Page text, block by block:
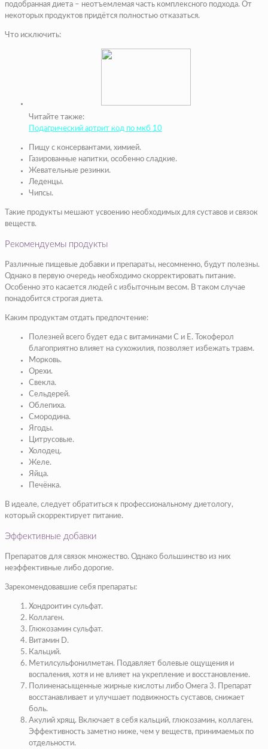
подобранная диета – неотъемлемая часть комплексного подхода. От
некоторых продуктов придётся полностью отказаться.
Что исключить:
Читайте также:
Подагрический артрит код по мкб 10
Пищу с консервантами, химией.
Газированные напитки, особенно сладкие.
Жевательные резинки.
Леденцы.
Чипсы.
Такие продукты мешают усвоению необходимых для суставов и связок
веществ.
Рекомендуемы продукты
Различные пищевые добавки и препараты, несомненно, будут полезны.
Однако в первую очередь необходимо скорректировать питание.
Особенно это касается людей с избыточным весом. В таком случае
понадобится строгая диета.
Каким продуктам отдать предпочтение:
Полезней всего будет еда с витаминами С и E. Токоферол
благоприятно влияет на сухожилия, позволяет избежать травм.
Морковь.
Орехи.
Свекла.
Сельдерей.
Облепиха.
Смородина.
Ягоды.
Цитрусовые.
Холодец.
Желе.
Яйца.
Печёнка.
В идеале, следует обратиться к профессиональному диетологу,
который скорректирует питание.
Эффективные добавки
Препаратов для связок множество. Однако большинство из них
неэффективные либо дорогие.
Зарекомендовавшие себя препараты:
Хондроитин сульфат.
Коллаген.
Глюкозамин сульфат.
Витамин D.
Кальций.
Метилсульфонилметан. Подавляет болевые ощущения и
воспаления, хотя и не влияет на укрепление и восстановление.
Полиненасыщенные жирные кислоты либо Омега 3. Препарат
восстанавливает и улучшает подвижность суставов, снижает
боль.
Акулий хрящ. Включает в себя кальций, глюкозамин, коллаген.
Эффективность заметно ниже, чем у веществ, принимаемых по
отдельности.